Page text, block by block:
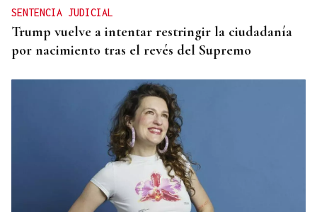
SENTENCIA JUDICIAL
Trump vuelve a intentar restringir la ciudadanía
por nacimiento tras el revés del Supremo